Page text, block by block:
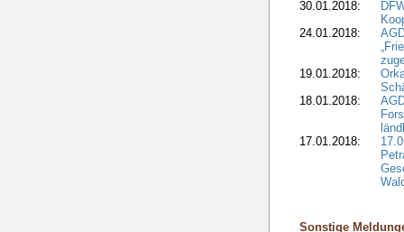
30.01.2018:
24.01.2018:
19.01.2018:
18.01.2018:
17.01.2018:
Sonstige